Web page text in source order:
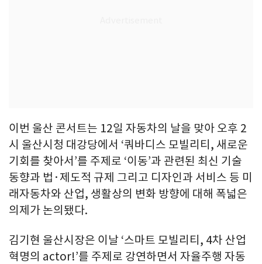
이번 울산 콘서트는 12일 자동차의 날을 맞아 오후 2
시 울산시청 대강당에서 ‘쿼바디스 모빌리티, 새로운
기회를 찾아서’를 주제로 ‘이동’과 관련된 최신 기술
동향과 법·제도적 규제 그리고 디자인과 서비스 등 미
래자동차와 산업, 생활상의 변화 방향에 대해 폭넓은
의제가 논의됐다.
김기현 울산시장은 이날 ‘스마트 모빌리티, 4차 산업
혁명의 actor!’를 주제로 강연하면서 자율주행 자동